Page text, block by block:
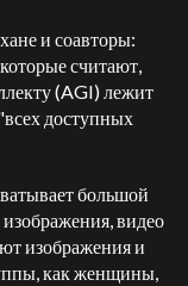
и соавторы:
считают,
(AGI) лежит
доступных
большой
видео
изображения и
как женщины,